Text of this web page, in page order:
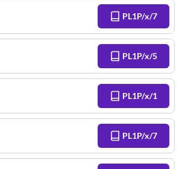
PL1P/x/7
PL1P/x/5
PL1P/x/1
PL1P/x/7